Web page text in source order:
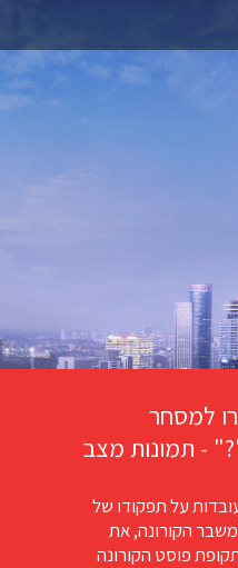
למסחר
- תמונות מצב
על תפקודו של
הקורונה, את
פוסט הקורונה